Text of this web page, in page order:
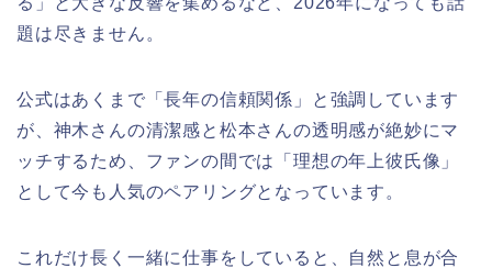
題は尽きません。
公式はあくまで「長年の信頼関係」と強調しています
が、神木さんの清潔感と松本さんの透明感が絶妙にマ
ッチするため、ファンの間では「理想の年上彼氏像」
として今も人気のペアリングとなっています。
これだけ長く一緒に仕事をしていると、自然と息が合